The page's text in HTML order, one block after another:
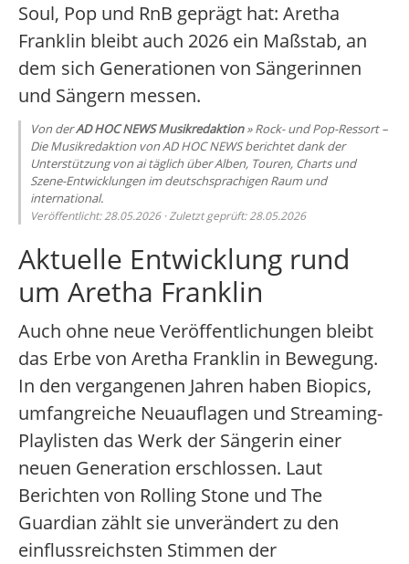
Soul, Pop und RnB geprägt hat: Aretha
Franklin bleibt auch 2026 ein Maßstab, an
dem sich Generationen von Sängerinnen
und Sängern messen.
Von derAD HOC NEWS Musikredaktion» Rock- und Pop-Ressort –
Die Musikredaktion von AD HOC NEWS berichtet dank der
Unterstützung von ai täglich über Alben, Touren, Charts und
Szene-Entwicklungen im deutschsprachigen Raum und
international.
Veröffentlicht: 28.05.2026 · Zuletzt geprüft: 28.05.2026
Aktuelle Entwicklung rund
um Aretha Franklin
Auch ohne neue Veröffentlichungen bleibt
das Erbe von Aretha Franklin in Bewegung.
In den vergangenen Jahren haben Biopics,
umfangreiche Neuauflagen und Streaming-
Playlisten das Werk der Sängerin einer
neuen Generation erschlossen. Laut
Berichten von Rolling Stone und The
Guardian zählt sie unverändert zu den
einflussreichsten Stimmen der